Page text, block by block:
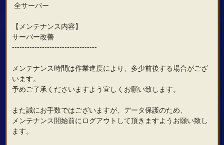
全サーバー
【メンテナンス内容】
サーバー改善
----------------------------------
メンテナンス時間は作業進度により、多少前後する場合がござ
います。
予めご了承くださいますよう宜しくお願い致します。
また誠にお手数ではございますが、データ保護のため、
メンテナンス開始前にログアウトして頂きますようお願い致し
ます。